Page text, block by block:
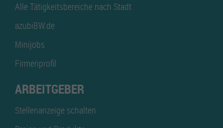
Alle Tätigkeitsbereiche nach Stadt
azubiBW.de
Minijobs
Firmenprofil
ARBEITGEBER
Stellenanzeige schalten